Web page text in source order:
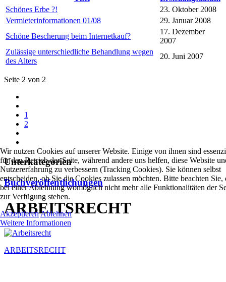
Schönes Erbe ?!
23. Oktober 2008
Vermieterinformationen 01/08
29. Januar 2008
Schöne Bescherung beim Internetkauf?
17. Dezember
2007
Zulässige unterschiedliche Behandlung wegen
des Alters
20. Juni 2007
Seite 2 von 2
1
2
Unterkategorien
Buchveröffentlichungen
ARBEITSRECHT
ARBEITSRECHT
Wir nutzen Cookies auf unserer Website. Einige von ihnen sind
für den Betrieb der Seite, während andere uns helfen, diese Website
Nutzererfahrung zu verbessern (Tracking Cookies). Sie können selbst
entscheiden, ob Sie die Cookies zulassen möchten. Bitte beachten Sie,
bei einer Ablehnung womöglich nicht mehr alle Funktionalitäten der
zur Verfügung stehen.
AkzeptierenAblehnen
Weitere Informationen